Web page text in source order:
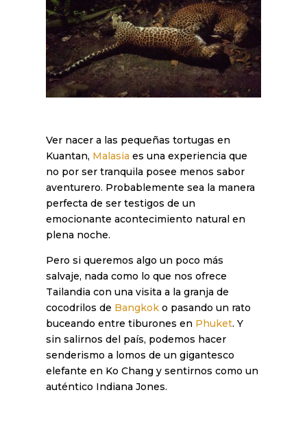
Ver nacer a las pequeñas tortugas en
Kuantan, Malasia es una experiencia que
no por ser tranquila posee menos sabor
aventurero. Probablemente sea la manera
perfecta de ser testigos de un
emocionante acontecimiento natural en
plena noche.
Pero si queremos algo un poco más
salvaje, nada como lo que nos ofrece
Tailandia con una visita a la granja de
cocodrilos de Bangkoko pasando un rato
buceando entre tiburones en Phuket. Y
sin salirnos del país, podemos hacer
senderismo a lomos de un gigantesco
elefante en Ko Chang y sentirnos como un
auténtico Indiana Jones.